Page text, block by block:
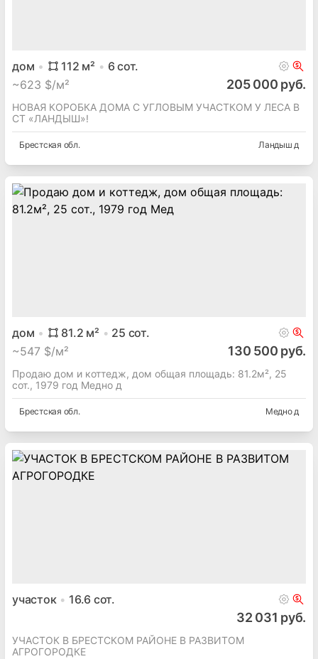
дом 112 м² 6сот.
~623 $/м² 205 000 руб.
НОВАЯ КОРОБКА ДОМА С УГЛОВЫМ УЧАСТКОМ У ЛЕСА В
СТ «ЛАНДЫШ»!
Брестская обл. Ландыш д
дом 81.2 м² 25 сот.
~547 $/м² 130 500 руб.
Продаю дом и коттедж, дом общая площадь: 81.2м², 25
сот., 1979 год Медно д
Брестская обл. Медно д
участок 16.6 сот.
32 031 руб.
УЧАСТОК В БРЕСТСКОМ РАЙОНЕ В РАЗВИТОМ
АГРОГОРОДКЕ